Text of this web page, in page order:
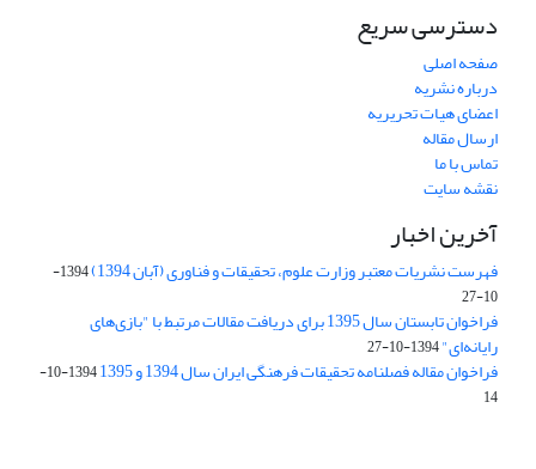
دسترسی سریع
صفحه اصلی
درباره نشریه
اعضای هیات تحریریه
ارسال مقاله
تماس با ما
نقشه سایت
آخرین اخبار
فهرست نشریات معتبر وزارت علوم، تحقیقات و فناوری (آبان 1394)
1394-
10-27
فراخوان تابستان سال 1395 برای دریافت مقالات مرتبط با "بازی‌های
رایانه‌ای"1394-10-27
فراخوان مقاله فصلنامه تحقیقات فرهنگی ایران سال 1394 و 1395
1394-10-
14